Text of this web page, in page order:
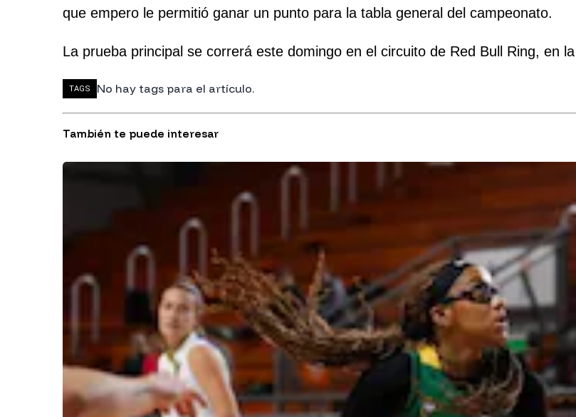
que empero le permitió ganar un punto para la tabla general del campeonato.
La prueba principal se correrá este domingo en el circuito de Red Bull Ring, en
TAGS No hay tags para el artículo.
También te puede interesar